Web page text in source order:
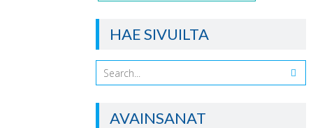
HAE SIVUILTA
AVAINSANAT